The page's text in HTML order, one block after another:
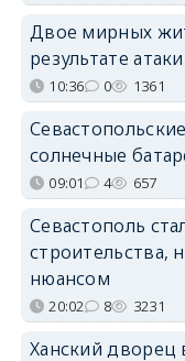
Двое мирных
результате
10:36 0 1361
солнечные
09:01 4 657
Севастополь
строительства,
нюансом
20:02 8 3231
Ханский дворец